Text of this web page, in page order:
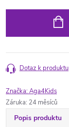
Dotaz k produktu
Značka:Aga4Kids
Záruka: 24 měsíců
Popis produktu